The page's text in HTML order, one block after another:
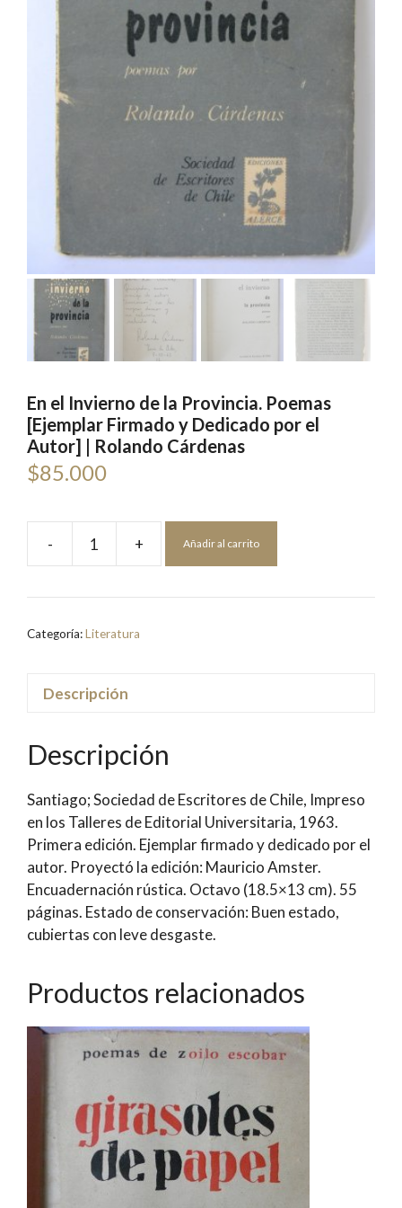
En el Invierno de la Provincia. Poemas
[Ejemplar Firmado y Dedicado por el
Autor] | Rolando Cárdenas
$85.000
-
Invierno
y
por
el
Autor]
|
Rolando
Cárdenas
cantidad
+ Añadir al carrito
Categoría:Literatura
Descripción
Descripción
Santiago; Sociedad de Escritores de Chile, Impreso
en los Talleres de Editorial Universitaria, 1963.
Primera edición. Ejemplar firmado y dedicado por el
autor. Proyectó la edición: Mauricio Amster.
Encuadernación rústica. Octavo (18.5×13 cm). 55
páginas. Estado de conservación: Buen estado,
cubiertas con leve desgaste.
Productos relacionados